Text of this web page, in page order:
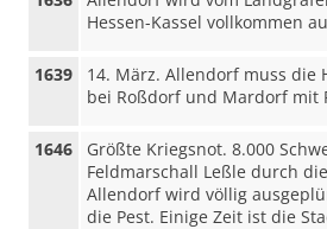
Hessen-Kassel vollkommen
1639
14. März. Allendorf muss die
bei Roßdorf und Mardorf mit
1646
Größte Kriegsnot. 8.000
Feldmarschall Leßle durch
Allendorf wird völlig
die Pest. Einige Zeit ist die